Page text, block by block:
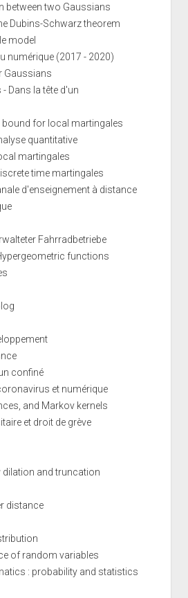
between two Gaussians
Dubins-Schwarz theorem
model
numérique (2017 - 2020)
Gaussians
Dans la tête d'un
bound for local martingales
quantitative
martingales
time martingales
d'enseignement à distance
Fahrradbetriebe
functions
confiné
et numérique
and Markov kernels
et droit de grève
and truncation
distance
of random variables
: probability and statistics